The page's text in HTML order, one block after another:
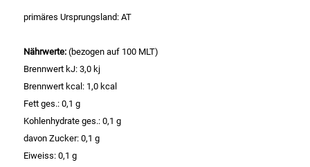
Fruchtsaft
Frühstück / Cerealien
Frühstück / süße Aufstriche
primäres Ursprungsland: AT
Nährwerte:(bezogen auf 100 MLT)
Brennwert kJ: 3,0 kj
Brennwert kcal: 1,0 kcal
Fett ges.: 0,1 g
Kohlenhydrate ges.: 0,1 g
davon Zucker: 0,1 g
Eiweiss: 0,1 g